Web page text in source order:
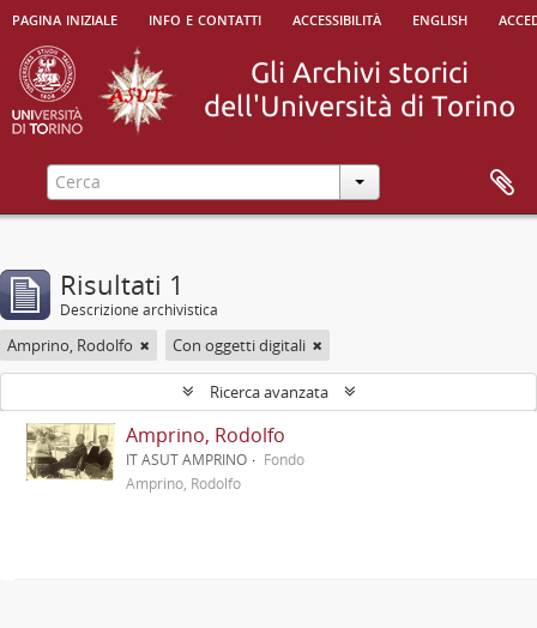
pagina iniziale info e contatti accessibilità english
Risultati 1
Descrizione archivistica
Amprino, Rodolfo Con oggetti digitali
Ricerca avanzata
Amprino, Rodolfo
IT ASUT AMPRINO
Fondo
Amprino, Rodolfo